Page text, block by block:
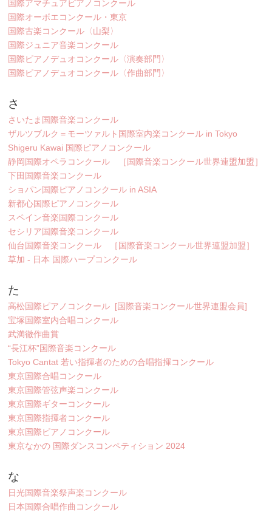
国際アマチュアピアノコンクール
国際オーボエコンクール・東京
国際古楽コンクール〈山梨〉
国際ジュニア音楽コンクール
国際ピアノデュオコンクール〈演奏部門〉
国際ピアノデュオコンクール〈作曲部門〉
さ
さいたま国際音楽コンクール
ザルツブルク＝モーツァルト国際室内楽コンクール in Tokyo
Shigeru Kawai 国際ピアノコンクール
静岡国際オペラコンクール ［国際音楽コンクール世界連盟加盟］
下田国際音楽コンクール
ショパン国際ピアノコンクール in ASIA
新都心国際ピアノコンクール
スペイン音楽国際コンクール
セシリア国際音楽コンクール
仙台国際音楽コンクール ［国際音楽コンクール世界連盟加盟］
草加 - 日本 国際ハープコンクール
た
高松国際ピアノコンクール [国際音楽コンクール世界連盟会員]
宝塚国際室内合唱コンクール
武満徹作曲賞
“長江杯”国際音楽コンクール
Tokyo Cantat 若い指揮者のための合唱指揮コンクール
東京国際合唱コンクール
東京国際管弦声楽コンクール
東京国際ギターコンクール
東京国際指揮者コンクール
東京国際ピアノコンクール
東京なかの 国際ダンスコンペティション 2024
な
日光国際音楽祭声楽コンクール
日本国際合唱作曲コンクール